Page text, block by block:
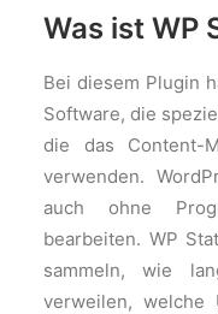
Was ist WP
Bei diesem Plugin
Software, die
die das Content-
verwenden.
auch ohne
bearbeiten. WP
sammeln, wie
verweilen, welche